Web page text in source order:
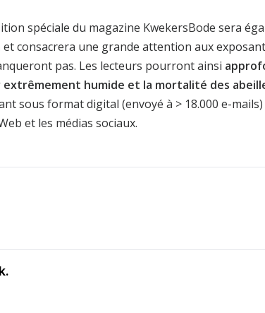
spéciale du magazine KwekersBode sera
consacrera une grande attention aux
pas. Les lecteurs pourront ainsi
humide et la mortalité des
sous format digital (envoyé à > 18.000 e-
et les médias sociaux.